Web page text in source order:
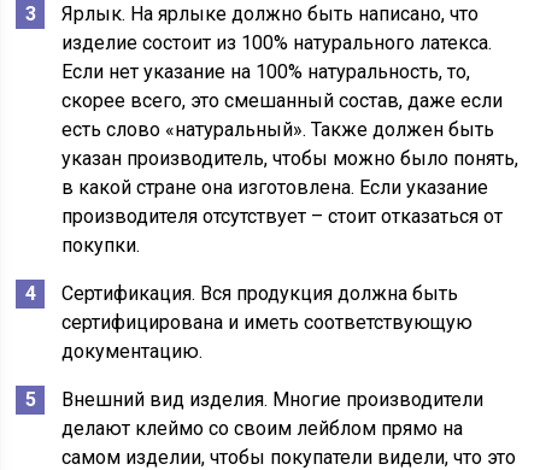
Ярлык. На ярлыке должно быть написано, что
изделие состоит из 100% натурального латекса.
Если нет указание на 100% натуральность, то,
скорее всего, это смешанный состав, даже если
есть слово «натуральный». Также должен быть
указан производитель, чтобы можно было понять,
в какой стране она изготовлена. Если указание
производителя отсутствует – стоит отказаться от
покупки.
Сертификация. Вся продукция должна быть
сертифицирована и иметь соответствующую
документацию.
Внешний вид изделия. Многие производители
делают клеймо со своим лейблом прямо на
самом изделии, чтобы покупатели видели, что это